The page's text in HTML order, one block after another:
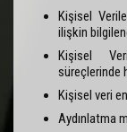
Kişisel
ilişkin
Kişisel
süreçlerinde
Kişisel veri
Aydınlatma